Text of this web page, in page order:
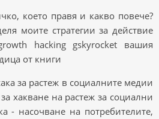
което правя и какво повече?
моите стратегии за действие
hacking gskyrocket вашия
от книги
за растеж в социалните медии
хакване на растеж за социални
- насочване на потребителите,